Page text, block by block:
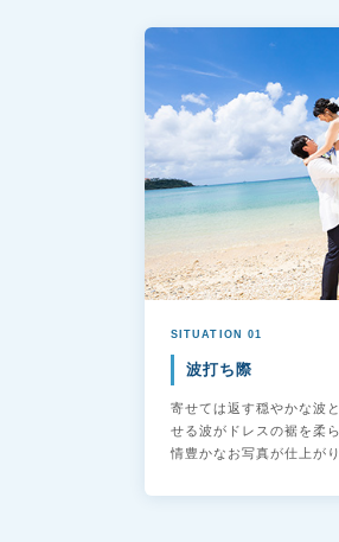
SITUATION 01
波打ち際
寄せては返す穏やかな波
せる波がドレスの裾を柔
情豊かなお写真が仕上がり